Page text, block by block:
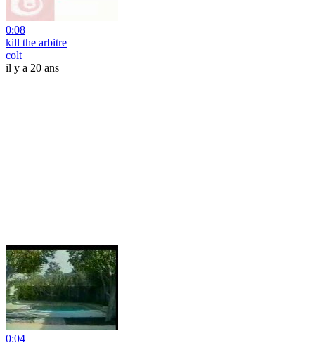
0:08
kill the arbitre
colt
il y a 20 ans
0:04